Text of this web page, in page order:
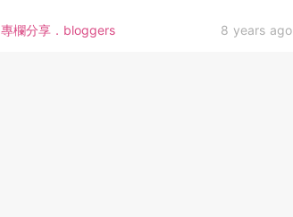
專欄分享．bloggers 8 years ago